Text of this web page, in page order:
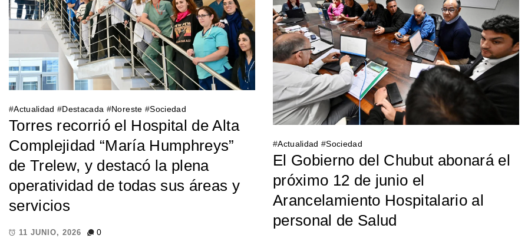
#Actualidad #Destacada #Noreste #Sociedad
Torres recorrió el Hospital de Alta
Complejidad “María Humphreys”
de Trelew, y destacó la plena
operatividad de todas sus áreas y
servicios
11 JUNIO, 2026
0
#Actualidad #Sociedad
El Gobierno del Chubut abonará el
próximo 12 de junio el
Arancelamiento Hospitalario al
personal de Salud